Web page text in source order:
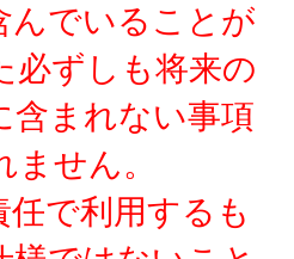
んでいることが
必ずしも将来の
含まれない事項
せん。
で利用するも